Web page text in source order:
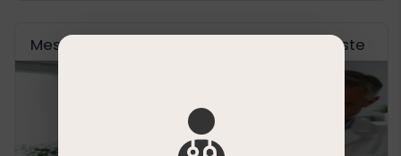
Mesotherapie Kontraindikationen: Checkliste